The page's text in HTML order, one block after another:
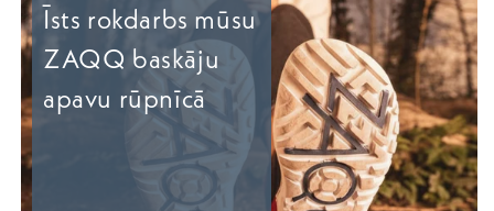
Īsts rokdarbs mūsu
ZAQQ baskāju
apavu rūpnīcā